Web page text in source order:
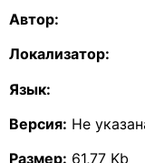
Автор:
Локализатор:
Язык:
Версия: Не
Размер: 61,77 Kb